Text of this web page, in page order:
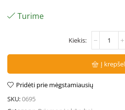
Turime
Į
Pridėti prie mėgstamiausių
SKU:0695